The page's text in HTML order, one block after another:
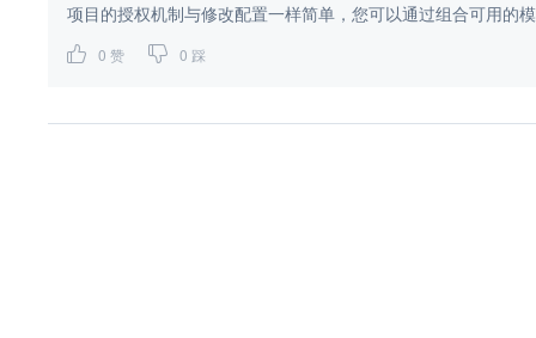
项目的授权机制与修改配置一样简单，您可以通过组合可用的
0 赞 0 踩